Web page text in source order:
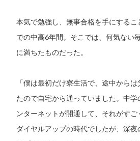
本気で勉強し、無事合格を手にする
での中高6年間。そこでは、何気ない
に満ちたものだった。
「僕は最初だけ寮生活で、途中から
たので自宅から通っていました。中学
ンターネットが開通して、それがすご
ダイヤルアップの時代でしたが、深